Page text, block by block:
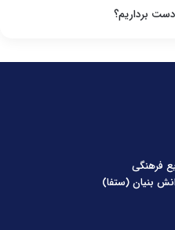
برداریم؟
فرهنگی
بنیان (ستفا)